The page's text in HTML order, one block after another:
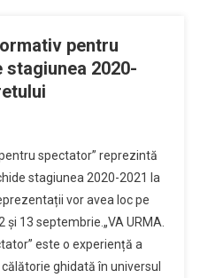
pentru
2020-
spectator” reprezintă
stagiunea 2020-2021 la
vor avea loc pe
și 13 septembrie.„VA URMA.
este o experiență a
ghidată în universul